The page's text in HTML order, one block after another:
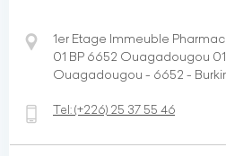
1er Etage Immeuble
01 BP 6652 Ouagadougou 01
Ouagadougou - 6652 -
Tel:(+226) 25 37 55 46